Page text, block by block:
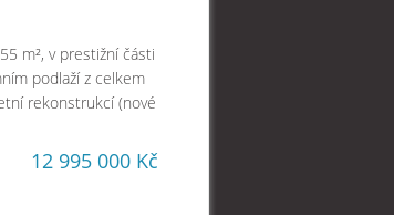
m², v prestižní části
podlaží z celkem
rekonstrukcí (nové
12 995 000 Kč